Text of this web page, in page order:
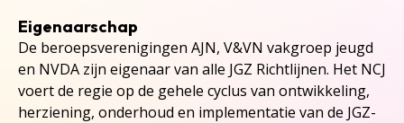
Eigenaarschap
De beroepsverenigingen AJN, V&VN vakgroep jeugd
en NVDA zijn eigenaar van alle JGZ Richtlijnen. Het NCJ
voert de regie op de gehele cyclus van ontwikkeling,
herziening, onderhoud en implementatie van de JGZ-